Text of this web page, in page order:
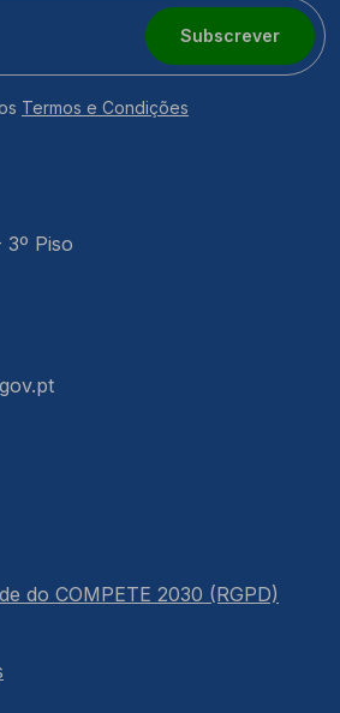
Subscrever
Termos e Condições
3º Piso
do COMPETE 2030 (RGPD)